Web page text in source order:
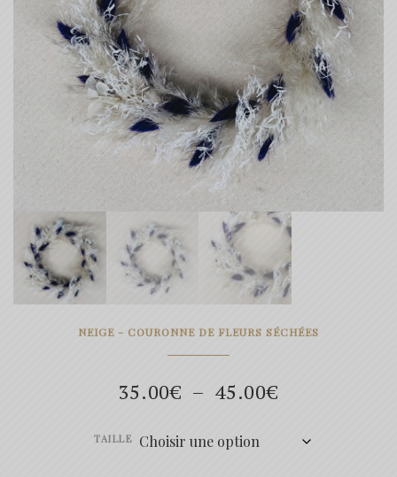
NEIGE - COURONNE DE FLEURS SÉCHÉES
35.00€ – 45.00€
TAILLE